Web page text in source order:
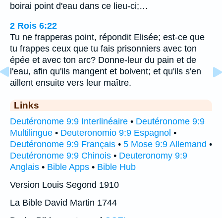
boirai point d'eau dans ce lieu-ci;…
2 Rois 6:22
Tu ne frapperas point, répondit Elisée; est-ce que
tu frappes ceux que tu fais prisonniers avec ton
épée et avec ton arc? Donne-leur du pain et de
l'eau, afin qu'ils mangent et boivent; et qu'ils s'en
aillent ensuite vers leur maître.
Links
Deutéronome 9:9 Interlinéaire • Deutéronome 9:9
Multilingue • Deuteronomio 9:9 Espagnol •
Deutéronome 9:9 Français • 5 Mose 9:9 Allemand •
Deutéronome 9:9 Chinois • Deuteronomy 9:9
Anglais • Bible Apps • Bible Hub
Version Louis Segond 1910
La Bible David Martin 1744